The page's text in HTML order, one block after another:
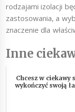
rodzajami izolacji
zastosowania, a
znaczenie dla
Inne
Chcesz w ciekawy
wykończyć swoją